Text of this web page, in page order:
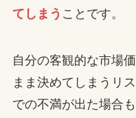
てしまう ことです。
自分の客観的な市場
まま決めてしまうリ
での不満が出た場合